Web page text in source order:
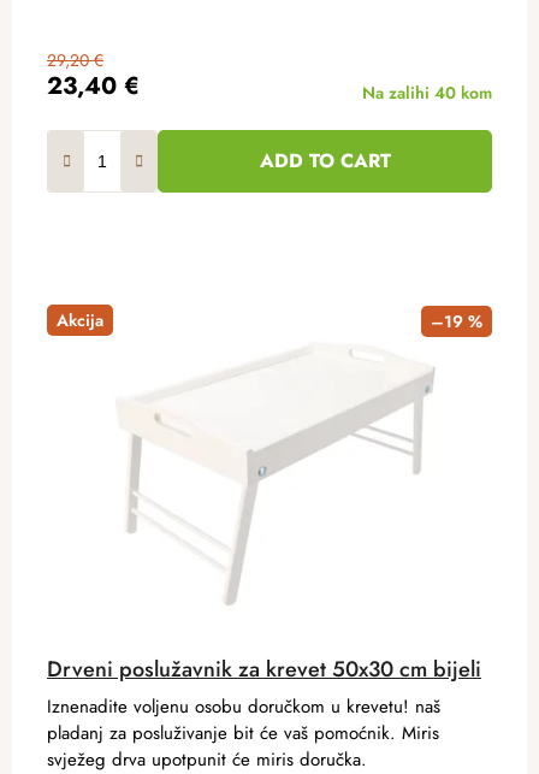
23,40 €
29,20 €
Na zalihi 40 kom
ADD TO CART
Akcija –19 %
Drveni poslužavnik za krevet 50x30 cm bijeli
Iznenadite voljenu osobu doručkom u krevetu! naš
pladanj za posluživanje bit će vaš pomoćnik. Miris
svježeg drva upotpunit će miris doručka.